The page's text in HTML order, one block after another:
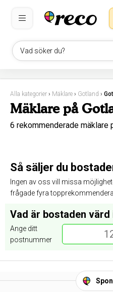
Vad söker du?
Alla kategorier › Mäklare › Gotland ›
Mäklare på
6 rekommenderade mäklare
Så säljer du
Ingen av oss vill missa
frågade fyra
Vad är bostaden
Ange ditt
postnummer